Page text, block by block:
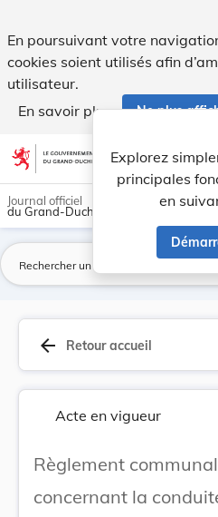
En poursuivant votre
cookies soient utilisés afin
utilisateur.
En savoir plus
Ne plus
Aller au contenu Explorez
principales
en
Journal officiel
du Grand-Duché de Luxembourg
arrow_back Retour accueil
Acte en vigueur
Règlement
concernant la